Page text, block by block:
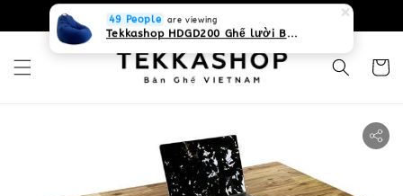
0931268840 Liên hệ với chúng tôi
49 People are viewing
Tekkashop HDGD200 Ghế lười Beanbag form truyền thống, chất liệu Olefin canvas kháng nước, màu xanh biển, có thể sử dụng trong nhà và cả ngoài trời, có quai xách